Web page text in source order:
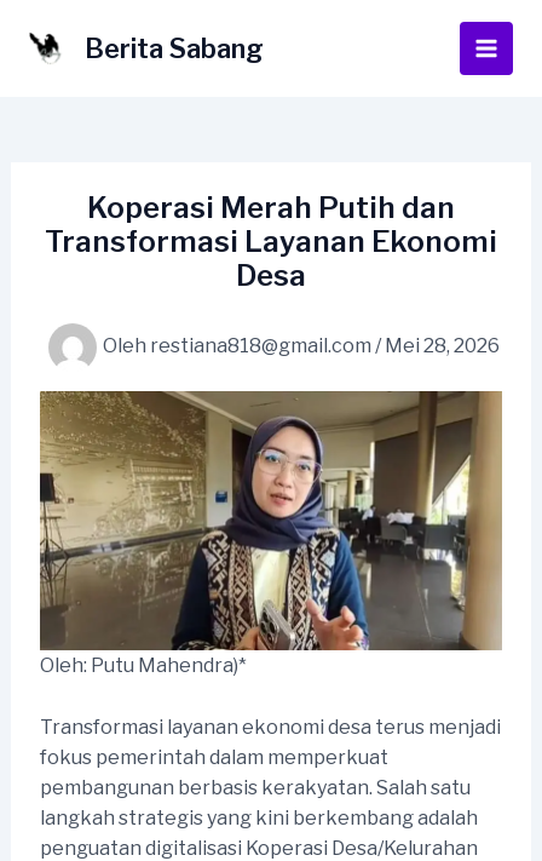
Berita Sabang
Main
Koperasi Merah Putih dan
Transformasi Layanan Ekonomi
Desa
Oleh restiana818@gmail.com / Mei 28, 2026
Oleh: Putu Mahendra)*
Transformasi layanan ekonomi desa terus menjadi
fokus pemerintah dalam memperkuat
pembangunan berbasis kerakyatan. Salah satu
langkah strategis yang kini berkembang adalah
penguatan digitalisasi Koperasi Desa/Kelurahan